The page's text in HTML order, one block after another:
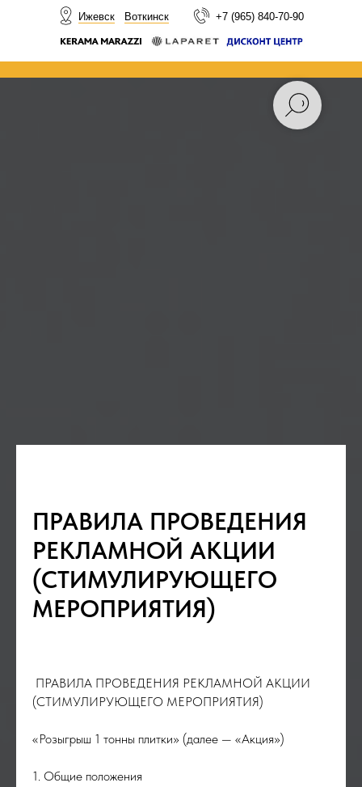
+7 (965) 840-70-90
Ижевск Воткинск
ПРАВИЛА ПРОВЕДЕНИЯ
РЕКЛАМНОЙ АКЦИИ
(СТИМУЛИРУЮЩЕГО
МЕРОПРИЯТИЯ)
ПРАВИЛА ПРОВЕДЕНИЯ РЕКЛАМНОЙ АКЦИИ
(СТИМУЛИРУЮЩЕГО МЕРОПРИЯТИЯ)
«Розыгрыш 1 тонны плитки» (далее — «Акция»)
1. Общие положения